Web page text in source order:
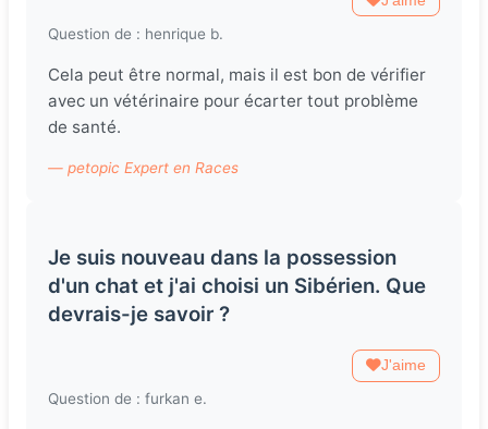
Question de : henrique b.
Cela peut être normal, mais il est bon de vérifier
avec un vétérinaire pour écarter tout problème
de santé.
— petopic Expert en Races
Je suis nouveau dans la possession
d'un chat et j'ai choisi un Sibérien. Que
devrais-je savoir ?
J'aime
Question de : furkan e.